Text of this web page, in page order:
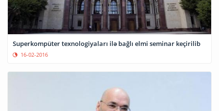
Superkompüter texnologiyaları ilə bağlı elmi seminar keçirilib
16-02-2016